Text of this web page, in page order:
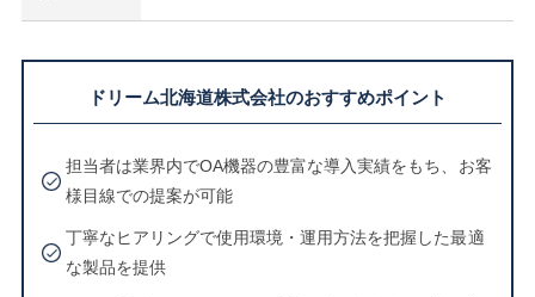
ドリーム北海道株式会社のおすすめポイント
担当者は業界内でOA機器の豊富な導入実績をもち、お客
様目線での提案が可能
丁寧なヒアリングで使用環境・運用方法を把握した最適
な製品を提供